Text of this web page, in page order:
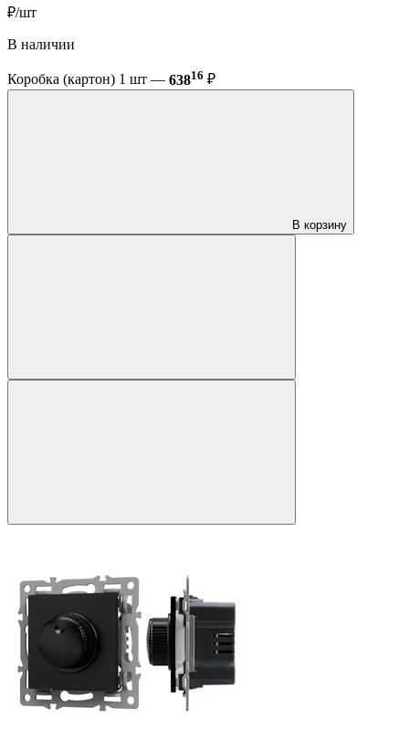
₽/шт
В наличии
Коробка (картон) 1 шт — 63816 ₽
В корзину